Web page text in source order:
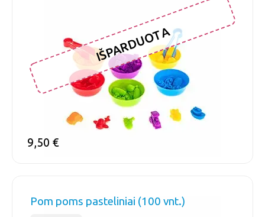
9,50 €
IŠPARDUOTA
Pom poms pasteliniai (100 vnt.)